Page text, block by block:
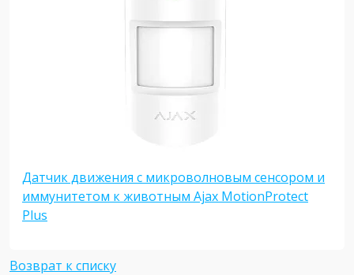
Датчик движения с микроволновым сенсором и
иммунитетом к животным Ajax MotionProtect
Plus
Возврат к списку